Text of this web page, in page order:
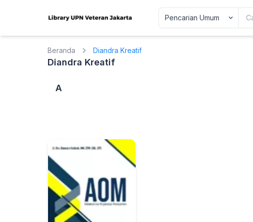
Beranda Diandra Kreatif
Diandra Kreatif
A